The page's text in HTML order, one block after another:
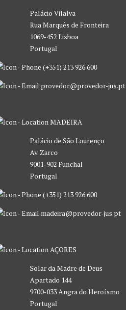
Palácio Vilalva
Rua Marquês de Fronteira
1069-452 Lisboa
Portugal
(+351) 213 926 600
provedor@provedor-jus.pt
MADEIRA
Palácio de São Lourenço
Av. Zarco
9001-902 Funchal
Portugal
(+351) 213 926 600
madeira@provedor-jus.pt
AÇORES
Solar da Madre de Deus
Apartado 144
9700-033 Angra do Heroísmo
Portugal